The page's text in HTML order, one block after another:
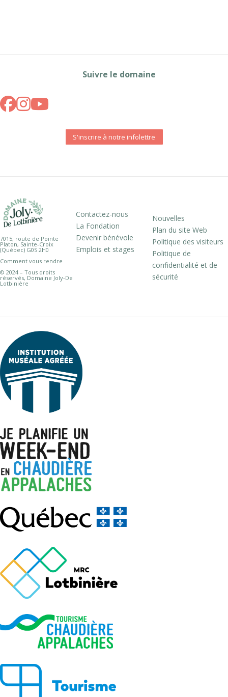
Suivre le domaine
S'inscrire à notre infolettre
7015, route de Pointe
Platon, Sainte-Croix
(Québec) G0S 2H0
Comment vous rendre
© 2024 – Tous droits
réservés, Domaine Joly-De
Lotbinière
Contactez-nous
La Fondation
Devenir bénévole
Emplois et stages
Nouvelles
Plan du site Web
Politique des visiteurs
Politique de
confidentialité et de
sécurité